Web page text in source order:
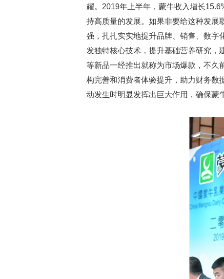
耀。2019年上半年，蒙牛收入增长
持高质量的发展。如果非要给这种发展
强，扎扎实实地提升品牌、销售、数字
发独特核心技术，提升基础营养研究，
等新品一经推出就称为市场爆款，不久
构完善和消费者体验提升，助力财务数
动发生时明显发挥出巨大作用，确保蒙